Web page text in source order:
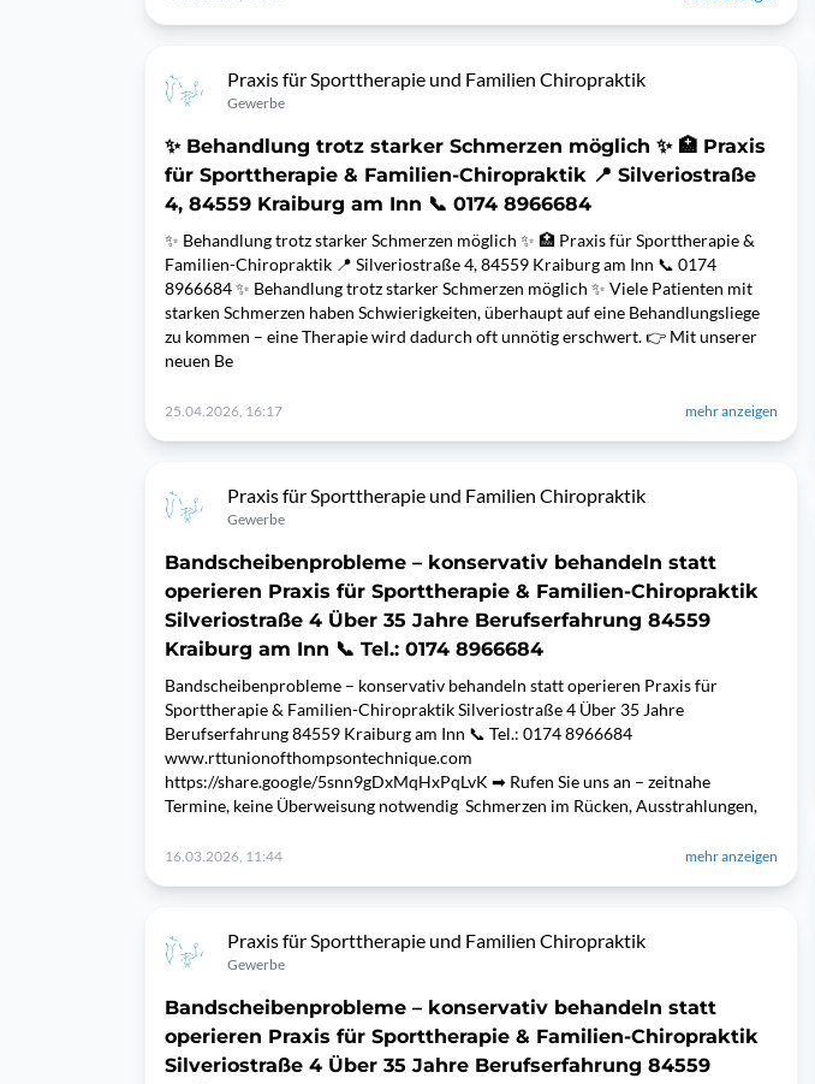
Praxis für Sporttherapie und Familien Chiropraktik
Gewerbe
✨ Behandlung trotz starker Schmerzen möglich ✨ 🏥 Praxis
für Sporttherapie & Familien-Chiropraktik 📍 Silveriostraße
4, 84559 Kraiburg am Inn 📞 0174 8966684
✨ Behandlung trotz starker Schmerzen möglich ✨ 🏥 Praxis für Sporttherapie &
Familien-Chiropraktik 📍 Silveriostraße 4, 84559 Kraiburg am Inn 📞 0174
8966684 ✨ Behandlung trotz starker Schmerzen möglich ✨ Viele Patienten mit
starken Schmerzen haben Schwierigkeiten, überhaupt auf eine Behandlungsliege
zu kommen – eine Therapie wird dadurch oft unnötig erschwert. 👉 Mit unserer
neuen Be
25.04.2026, 16:17 mehr anzeigen
Praxis für Sporttherapie und Familien Chiropraktik
Gewerbe
Bandscheibenprobleme – konservativ behandeln statt
operieren Praxis für Sporttherapie & Familien-Chiropraktik
Silveriostraße 4 Über 35 Jahre Berufserfahrung 84559
Kraiburg am Inn 📞 Tel.: 0174 8966684
Bandscheibenprobleme – konservativ behandeln statt operieren Praxis für
Sporttherapie & Familien-Chiropraktik Silveriostraße 4 Über 35 Jahre
Berufserfahrung 84559 Kraiburg am Inn 📞 Tel.: 0174 8966684
www.rttunionofthompsontechnique.com
https://share.google/5snn9gDxMqHxPqLvK ➡ Rufen Sie uns an – zeitnahe
Termine, keine Überweisung notwendig Schmerzen im Rücken, Ausstrahlungen,
16.03.2026, 11:44 mehr anzeigen
Praxis für Sporttherapie und Familien Chiropraktik
Gewerbe
Bandscheibenprobleme – konservativ behandeln statt
operieren Praxis für Sporttherapie & Familien-Chiropraktik
Silveriostraße 4 Über 35 Jahre Berufserfahrung 84559